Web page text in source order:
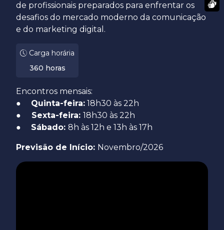
de profissionais preparados para enfrentar os
desafios do mercado moderno da comunicação
e do marketing digital.
Carga horária
360 horas
Encontros mensais:
● Quinta-feira: 18h30 às 22h
●
Sexta-feira: 18h30 às 22h
● Sábado: 8h às 12h e 13h às 17h
Previsão de Início: Novembro/2026